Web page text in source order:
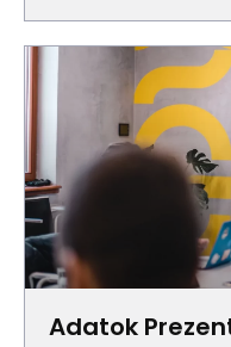
Adatok